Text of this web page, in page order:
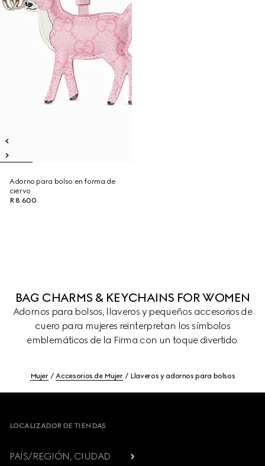
Adorno para bolso en forma de
ciervo
R 8 600
BAG CHARMS & KEYCHAINS FOR WOMEN
Adornos para bolsos, llaveros y pequeños accesorios de
cuero para mujeres reinterpretan los símbolos
emblemáticos de la Firma con un toque divertido.
Mujer Accesorios de Mujer Llaveros y adornos para bolsos
LOCALIZADOR DE TIENDAS
PAÍS/REGIÓN, CIUDAD